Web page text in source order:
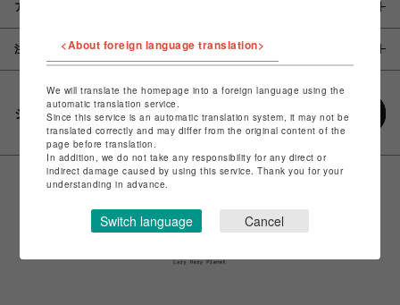
アイテム説明 / 素材
注意事項
シェアする
<About foreign language translation>
We will translate the homepage into a foreign language using the
automatic translation service.
Since this service is an automatic translation system, it may not be
translated correctly and may differ from the original content of the
page before translation.
In addition, we do not take any responsibility for any direct or
indirect damage caused by using this service. Thank you for your
understanding in advance.
Switch language Cancel